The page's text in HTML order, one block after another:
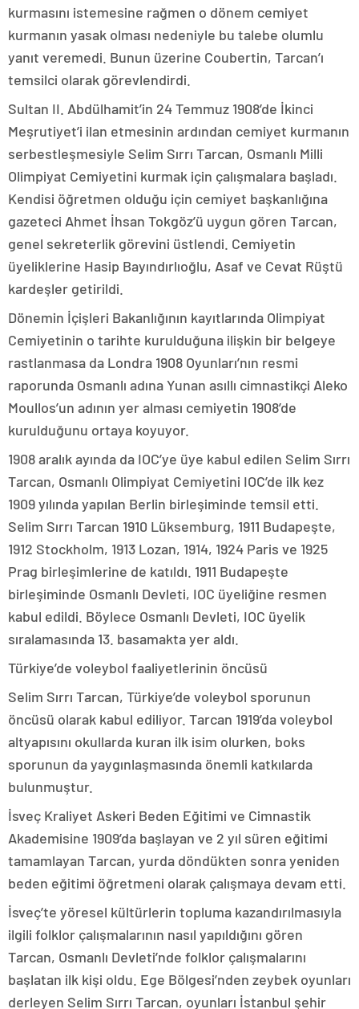
kurmasını istemesine rağmen o dönem cemiyet
kurmanın yasak olması nedeniyle bu talebe olumlu
yanıt veremedi. Bunun üzerine Coubertin, Tarcan’ı
temsilci olarak görevlendirdi.
Sultan II. Abdülhamit’in 24 Temmuz 1908’de İkinci
Meşrutiyet’i ilan etmesinin ardından cemiyet kurmanın
serbestleşmesiyle Selim Sırrı Tarcan, Osmanlı Milli
Olimpiyat Cemiyetini kurmak için çalışmalara başladı.
Kendisi öğretmen olduğu için cemiyet başkanlığına
gazeteci Ahmet İhsan Tokgöz’ü uygun gören Tarcan,
genel sekreterlik görevini üstlendi. Cemiyetin
üyeliklerine Hasip Bayındırlıoğlu, Asaf ve Cevat Rüştü
kardeşler getirildi.
Dönemin İçişleri Bakanlığının kayıtlarında Olimpiyat
Cemiyetinin o tarihte kurulduğuna ilişkin bir belgeye
rastlanmasa da Londra 1908 Oyunları’nın resmi
raporunda Osmanlı adına Yunan asıllı cimnastikçi Aleko
Moullos’un adının yer alması cemiyetin 1908’de
kurulduğunu ortaya koyuyor.
1908 aralık ayında da IOC’ye üye kabul edilen Selim Sırrı
Tarcan, Osmanlı Olimpiyat Cemiyetini IOC’de ilk kez
1909 yılında yapılan Berlin birleşiminde temsil etti.
Selim Sırrı Tarcan 1910 Lüksemburg, 1911 Budapeşte,
1912 Stockholm, 1913 Lozan, 1914, 1924 Paris ve 1925
Prag birleşimlerine de katıldı. 1911 Budapeşte
birleşiminde Osmanlı Devleti, IOC üyeliğine resmen
kabul edildi. Böylece Osmanlı Devleti, IOC üyelik
sıralamasında 13. basamakta yer aldı.
Türkiye’de voleybol faaliyetlerinin öncüsü
Selim Sırrı Tarcan, Türkiye’de voleybol sporunun
öncüsü olarak kabul ediliyor. Tarcan 1919’da voleybol
altyapısını okullarda kuran ilk isim olurken, boks
sporunun da yaygınlaşmasında önemli katkılarda
bulunmuştur.
İsveç Kraliyet Askeri Beden Eğitimi ve Cimnastik
Akademisine 1909’da başlayan ve 2 yıl süren eğitimi
tamamlayan Tarcan, yurda döndükten sonra yeniden
beden eğitimi öğretmeni olarak çalışmaya devam etti.
İsveç’te yöresel kültürlerin topluma kazandırılmasıyla
ilgili folklor çalışmalarının nasıl yapıldığını gören
Tarcan, Osmanlı Devleti’nde folklor çalışmalarını
başlatan ilk kişi oldu. Ege Bölgesi’nden zeybek oyunları
derleyen Selim Sırrı Tarcan, oyunları İstanbul şehir